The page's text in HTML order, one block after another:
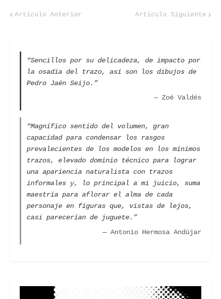
Artículo Anterior Artículo Siguiente
“Sencillos por su delicadeza, de impacto por
la osadía del trazo, así son los dibujos de
Pedro Jaén Seijo.”
— Zoé Valdés
“Magnífico sentido del volumen, gran
capacidad para condensar los rasgos
prevalecientes de los modelos en los mínimos
trazos, elevado dominio técnico para lograr
una apariencia naturalista con trazos
informales y, lo principal a mi juicio, suma
maestría para aflorar el alma de cada
personaje en figuras que, vistas de lejos,
casi parecerían de juguete.”
— Antonio Hermosa Andújar